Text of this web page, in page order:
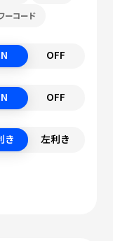
ーコード
OFF
OFF
き 左利き